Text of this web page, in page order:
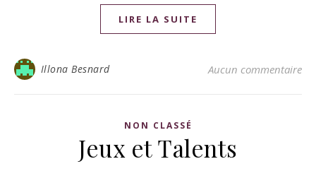
LIRE LA SUITE
Illona Besnard Aucun commentaire
NON CLASSÉ
Jeux et Talents